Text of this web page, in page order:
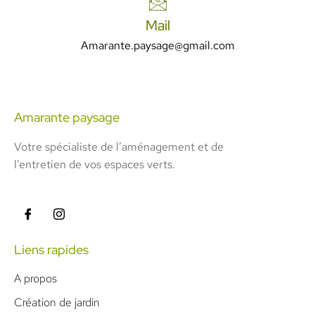
Mail
Amarante.paysage@gmail.com
Amarante paysage
Votre spécialiste de l’aménagement et de
l’entretien de vos espaces verts.
Liens rapides
A propos
Création de jardin